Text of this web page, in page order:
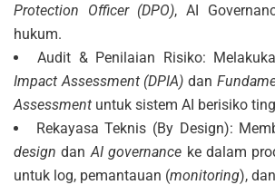
Protection Officer (DPO), AI
hukum.
Audit & Penilaian Risiko:
Impact Assessment (DPIA) dan
Assessment untuk sistem AI berisiko
Rekayasa Teknis (By Design):
design dan AI governance ke dalam
untuk log, pemantauan (monitoring),